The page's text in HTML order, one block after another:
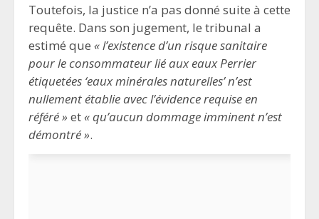
Toutefois, la justice n’a pas donné suite à cette
requête. Dans son jugement, le tribunal a
estimé que « l’existence d’un risque sanitaire
pour le consommateur lié aux eaux Perrier
étiquetées ‘eaux minérales naturelles’ n’est
nullement établie avec l’évidence requise en
référé » et« qu’aucun dommage imminent n’est
démontré ».